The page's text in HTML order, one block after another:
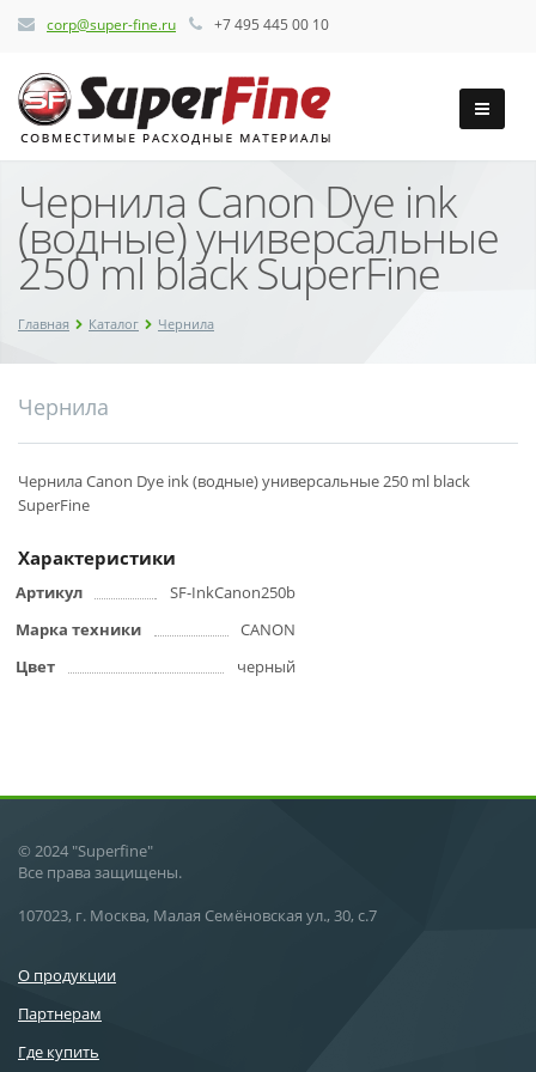
corp@super-fine.ru +7 495 445 00 10
Чернила Canon Dye ink
(водные) универсальные
250 ml black SuperFine
Главная Каталог Чернила
Чернила
Чернила Canon Dye ink (водные) универсальные 250 ml black
SuperFine
Характеристики
Артикул
SF-InkCanon250b
Марка техники
CANON
Цвет
черный
© 2024 "Superfine"
Все права защищены.
107023, г. Москва, Малая Семёновская ул., 30, с.7
О продукции
Партнерам
Где купить